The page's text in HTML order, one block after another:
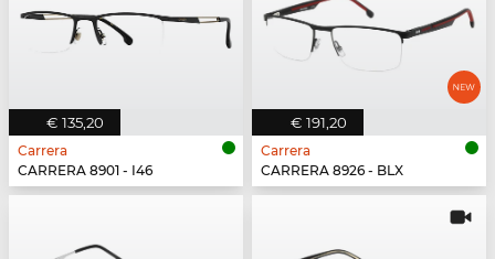
€ 135,20
Carrera
CARRERA 8901 - I46
€ 191,20
Carrera
CARRERA 8926 - BLX